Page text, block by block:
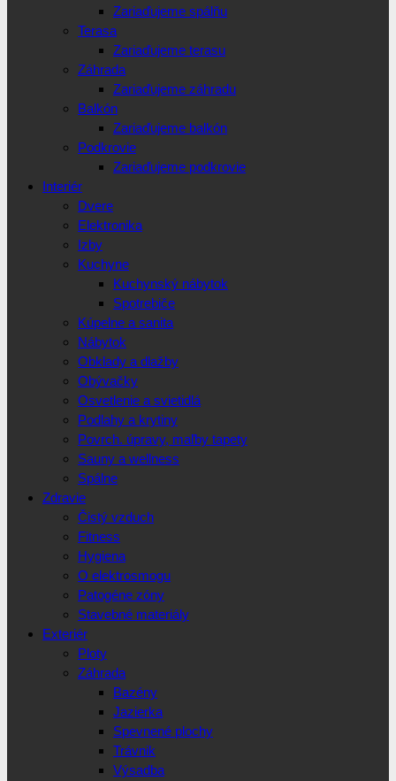
Zariaďujeme spálňu
Terasa
Zariaďujeme terasu
Záhrada
Zariaďujeme záhradu
Balkón
Zariaďujeme balkón
Podkrovie
Zariaďujeme podkrovie
Interiér
Dvere
Elektronika
Izby
Kuchyne
Kuchynský nábytok
Spotrebiče
Kúpelne a sanita
Nábytok
Obklady a dlažby
Obývačky
Osvetlenie a svietidlá
Podlahy a krytiny
Povrch. úpravy, maľby tapety
Sauny a wellness
Spálne
Zdravie
Čistý vzduch
Fitness
Hygiena
O elektrosmogu
Patogéne zóny
Stavebné materiály
Exteriér
Ploty
Záhrada
Bazény
Jazierka
Spevnené plochy
Trávnik
Výsadba